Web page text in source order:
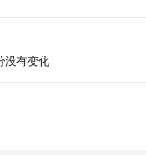
没有变化